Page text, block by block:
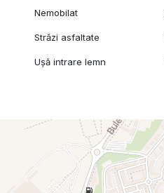
Nemobilat
Străzi asfaltate
Ușă intrare lemn